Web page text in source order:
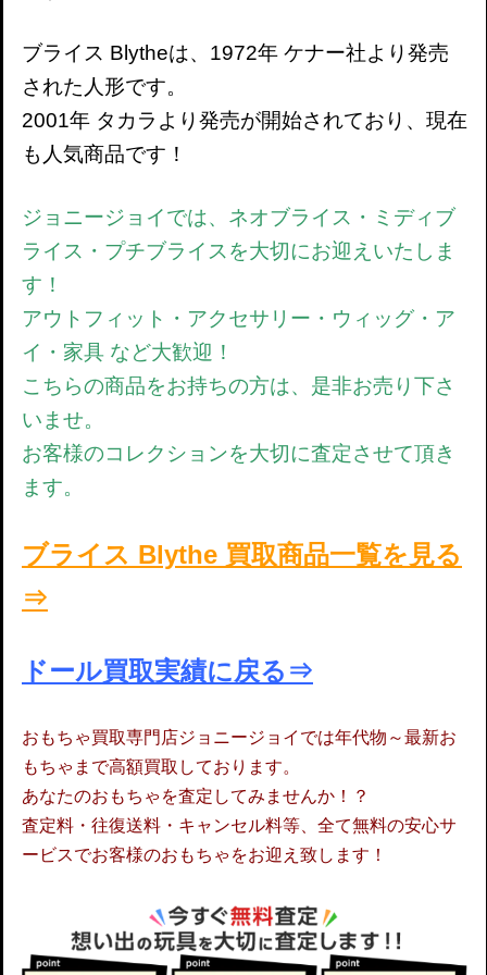
ブライス Blytheは、1972年 ケナー社より発売
された人形です。
2001年 タカラより発売が開始されており、現在
も人気商品です！
ジョニージョイでは、ネオブライス・ミディブ
ライス・プチブライスを大切にお迎えいたしま
す！
アウトフィット・アクセサリー・ウィッグ・ア
イ・家具 など大歓迎！
こちらの商品をお持ちの方は、是非お売り下さ
いませ。
お客様のコレクションを大切に査定させて頂き
ます。
ブライス Blythe 買取商品一覧を見る
⇒
ドール買取実績に戻る⇒
おもちゃ買取専門店ジョニージョイでは年代物～最新お
もちゃまで高額買取しております。
あなたのおもちゃを査定してみませんか！？
査定料・往復送料・キャンセル料等、全て無料の安心サ
ービスでお客様のおもちゃをお迎え致します！